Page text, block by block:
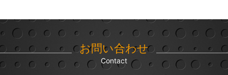
お問い合わせ
Contact